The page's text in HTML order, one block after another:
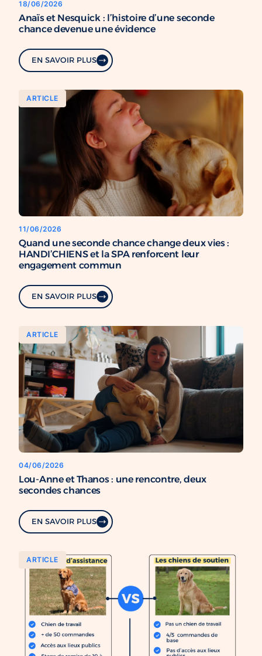
18/06/2026
Anaïs et Nesquick : l’histoire d’une seconde
chance devenue une évidence
EN SAVOIR PLUS
ARTICLE
11/06/2026
Quand une seconde chance change deux vies :
HANDI’CHIENS et la SPA renforcent leur
engagement commun
EN SAVOIR PLUS
ARTICLE
04/06/2026
Lou-Anne et Thanos : une rencontre, deux
secondes chances
EN SAVOIR PLUS
ARTICLE